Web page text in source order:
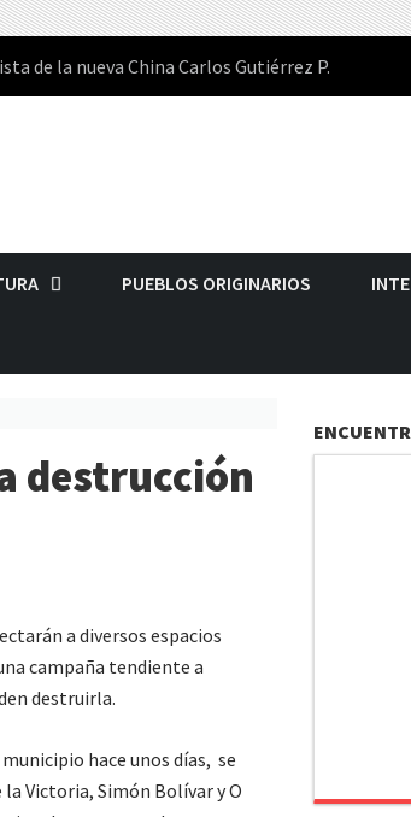
de la nueva China Carlos Gutiérrez P.
PUEBLOS ORIGINARIOS
destrucción
a diversos espacios
campaña tendiente a
destruirla.
hace unos días, se
Victoria, Simón Bolívar y O